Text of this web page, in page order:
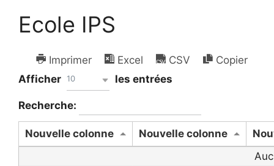
Ecole IPS
Imprimer Excel CSV
Copier
Afficher 10 les entrées
Recherche:
Nouvelle colonne Nouvelle colonne